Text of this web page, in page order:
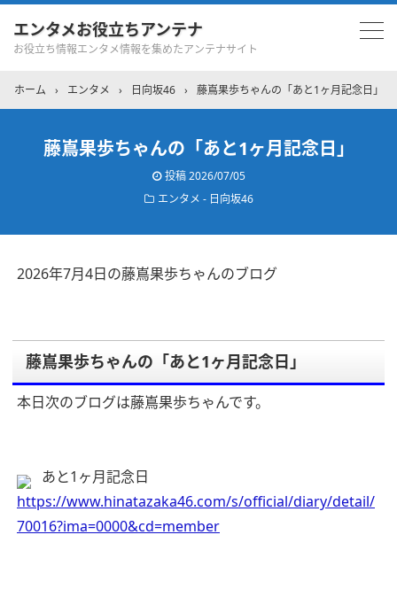
エンタメお役立ちアンテナ
お役立ち情報エンタメ情報を集めたアンテナサイト
ホーム › エンタメ › 日向坂46 › 藤嶌果歩ちゃんの「あと1ヶ月記念日」
藤嶌果歩ちゃんの「あと1ヶ月記念日」
投稿2026/07/05
エンタメ - 日向坂46
2026年7月4日の藤嶌果歩ちゃんのブログ
藤嶌果歩ちゃんの「あと1ヶ月記念日」
本日次のブログは藤嶌果歩ちゃんです。
あと1ヶ月記念日
https://www.hinatazaka46.com/s/official/diary/detail/
70016?ima=0000&cd=member